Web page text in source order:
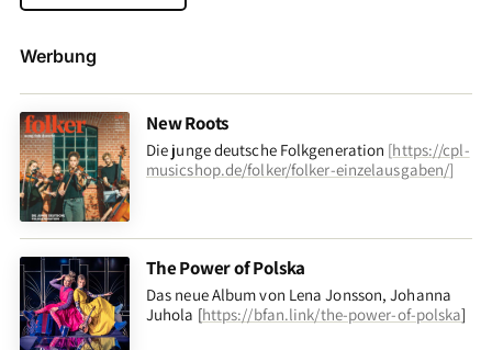
Werbung
New Roots
Die junge deutsche Folkgeneration [https://cpl-
musicshop.de/folker/folker-einzelausgaben/]
The Power of Polska
Das neue Album von Lena Jonsson, Johanna
Juhola [https://bfan.link/the-power-of-polska]